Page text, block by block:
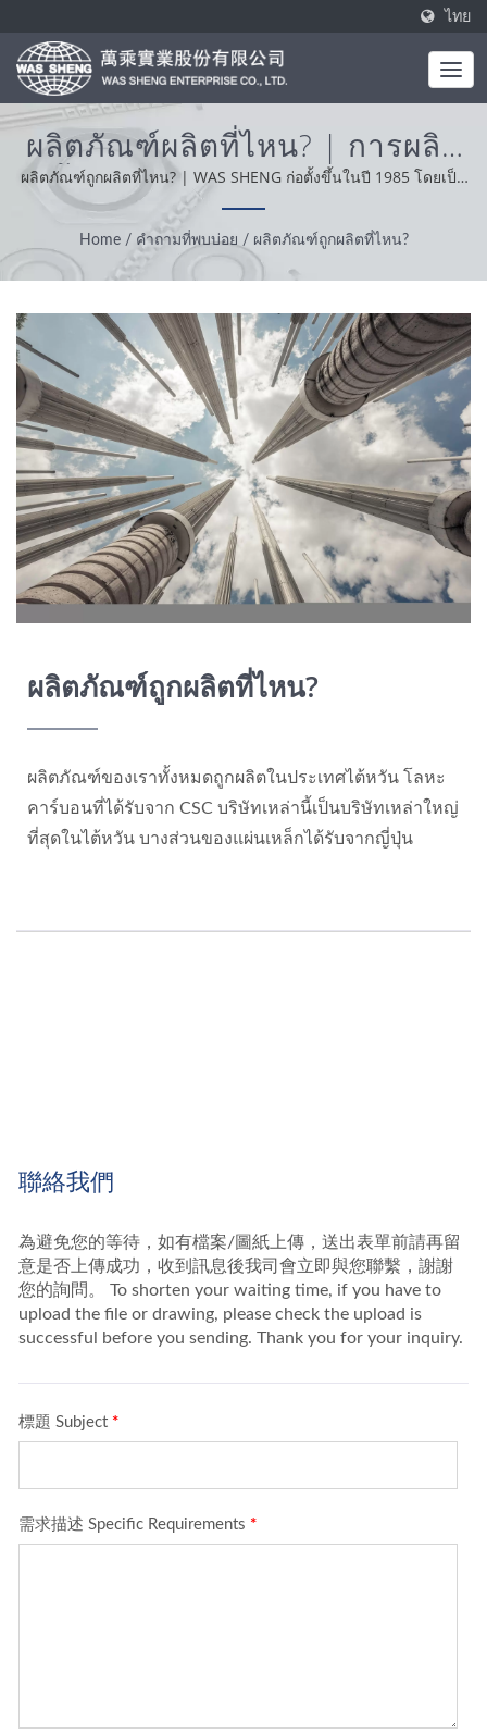
ไทย
ผลิตภัณฑ์ผลิตที่ไหน? | การผลิต
ชิ้นส่วนโลหะและการอัดอลูมิ
เนียม | WAS SHENG
ผลิตภัณฑ์ถูกผลิตที่ไหน? | WAS SHENG ก่อตั้งขึ้นในปี 1985 โดยเป็น
ผู้ผลิตแบบครบวงจร ค่านิยมหลักของเราคือความเชี่ยวชาญ ความ
สะดวกสบายและการแก้ปัญหา จากการสนับสนุนลูกค้าของเราทั่วโลก
เราดำเนินธุรกิจด้วยความซื่อสัตย์ มีทัศนคติที่เหมาะสมและเป็นที่เชื่อ
ถือให้บริการและผลิตภัณฑ์ที่ดีที่สุด
Home / คำถามที่พบบ่อย / ผลิตภัณฑ์ถูกผลิตที่ไหน?
ผลิตภัณฑ์ถูกผลิตที่ไหน?
ผลิตภัณฑ์ของเราทั้งหมดถูกผลิตในประเทศไต้หวัน โลหะ
คาร์บอนที่ได้รับจาก CSC บริษัทเหล่านี้เป็นบริษัทเหล่าใหญ่
ที่สุดในไต้หวัน บางส่วนของแผ่นเหล็กได้รับจากญี่ปุ่น